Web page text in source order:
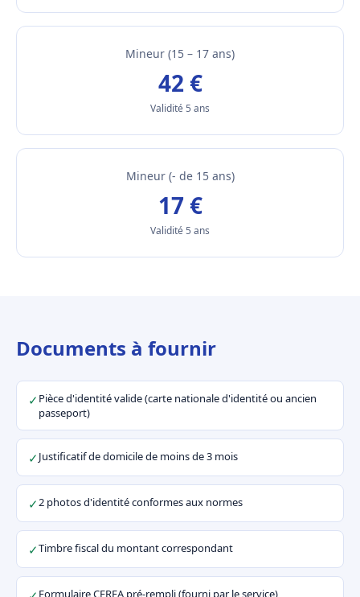
Mineur (15 – 17 ans)
42 €
Validité 5 ans
Mineur (- de 15 ans)
17 €
Validité 5 ans
Documents à fournir
✓ Pièce d'identité valide (carte nationale d'identité ou ancien
passeport)
✓Justificatif de domicile de moins de 3 mois
✓2 photos d'identité conformes aux normes
✓Timbre fiscal du montant correspondant
Formulaire CERFA pré-rempli (fourni par le service)